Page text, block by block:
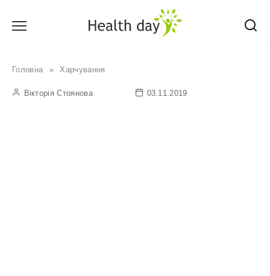
Головна » Харчування
Вікторія Стоянова 03.11.2019